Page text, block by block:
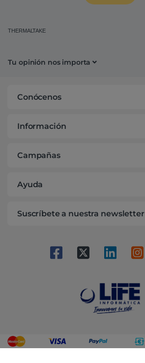
THERMALTAKE
Tu opinión nos importa
Conócenos
Información
Campañas
Ayuda
Suscríbete a nuestra newsletter